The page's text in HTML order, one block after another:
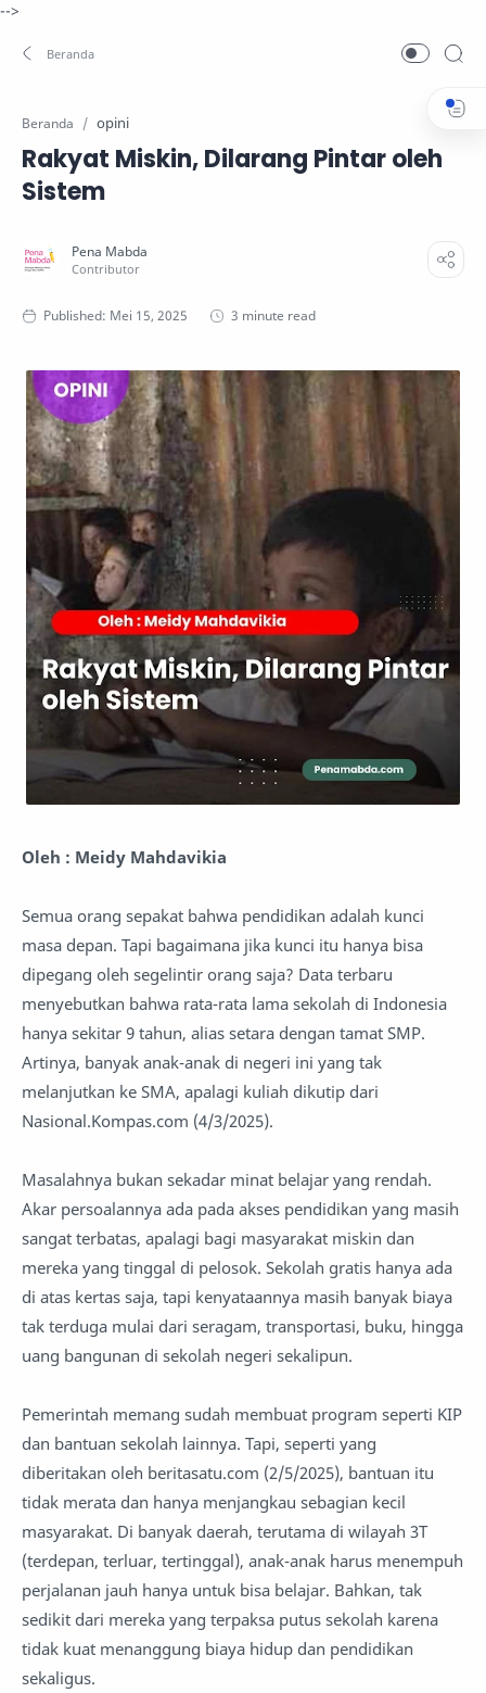
-->
Beranda opini
Rakyat Miskin, Dilarang Pintar oleh
Sistem
3 minute read
Oleh : Meidy Mahdavikia
Semua orang sepakat bahwa pendidikan adalah kunci
masa depan. Tapi bagaimana jika kunci itu hanya bisa
dipegang oleh segelintir orang saja? Data terbaru
menyebutkan bahwa rata-rata lama sekolah di Indonesia
hanya sekitar 9 tahun, alias setara dengan tamat SMP.
Artinya, banyak anak-anak di negeri ini yang tak
melanjutkan ke SMA, apalagi kuliah dikutip dari
Nasional.Kompas.com (4/3/2025).
Masalahnya bukan sekadar minat belajar yang rendah.
Akar persoalannya ada pada akses pendidikan yang masih
sangat terbatas, apalagi bagi masyarakat miskin dan
mereka yang tinggal di pelosok. Sekolah gratis hanya ada
di atas kertas saja, tapi kenyataannya masih banyak biaya
tak terduga mulai dari seragam, transportasi, buku, hingga
uang bangunan di sekolah negeri sekalipun.
Pemerintah memang sudah membuat program seperti KIP
dan bantuan sekolah lainnya. Tapi, seperti yang
diberitakan oleh beritasatu.com (2/5/2025), bantuan itu
tidak merata dan hanya menjangkau sebagian kecil
masyarakat. Di banyak daerah, terutama di wilayah 3T
(terdepan, terluar, tertinggal), anak-anak harus menempuh
perjalanan jauh hanya untuk bisa belajar. Bahkan, tak
sedikit dari mereka yang terpaksa putus sekolah karena
tidak kuat menanggung biaya hidup dan pendidikan
sekaligus.